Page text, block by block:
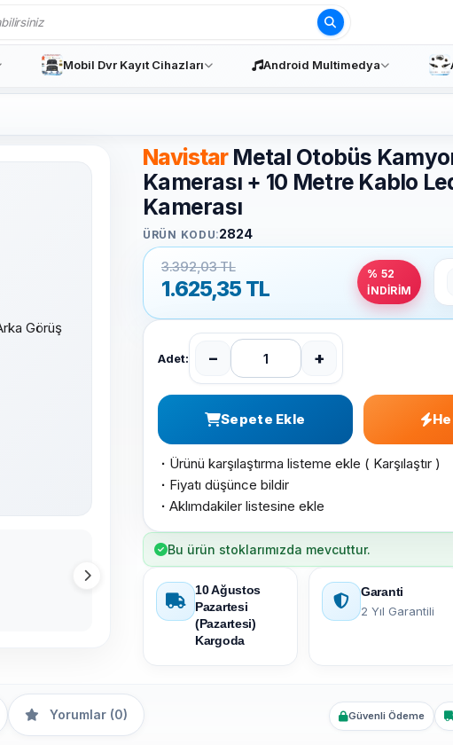
Ara
Mobil Dvr Kayıt Cihazları Android Multimedya
NavistarMetal Otobüs
Kamerası + 10 Metre Kablo
Kamerası
ÜRÜN KODU:2824
3.392,03 TL
1.625,35 TL
% 52
İNDİRİM
Adet: − +
Sepete Ekle
· Ürünü karşılaştırma listeme ekle ( Karşılaştır )
· Fiyatı düşünce bildir
· Aklımdakiler listesine ekle
Bu ürün stoklarımızda mevcuttur.
10 Ağustos
Pazartesi
(Pazartesi)
Kargoda
Garanti
2 Yıl Garantili
Yorumlar (0) Güvenli Ödeme